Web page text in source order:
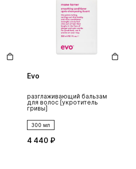
Evo
разглаживающий бальзам
для волос [укротитель
гривы]
300 мл
4 440 ₽